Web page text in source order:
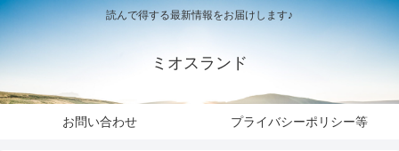
読んで得する最新情報をお届けします♪
ミオスランド
お問い合わせ プライバシーポリシー等